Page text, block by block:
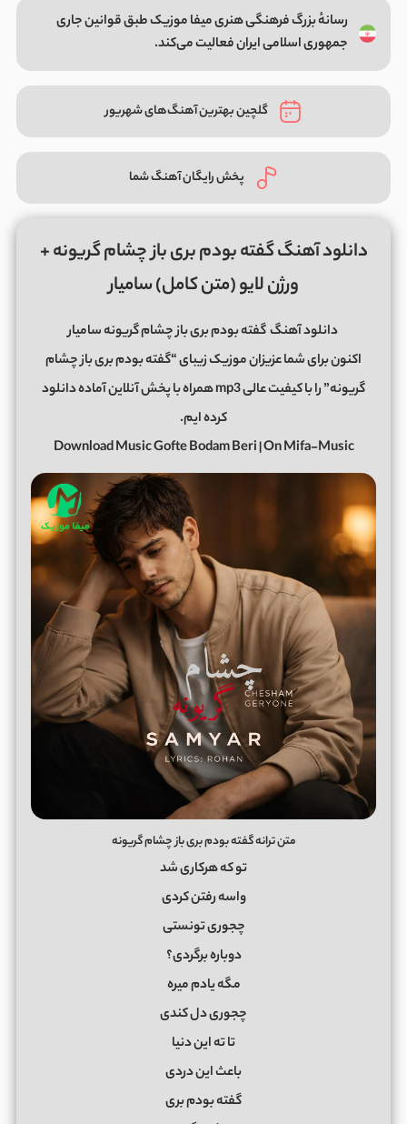
رسانهٔ بزرگ فرهنگی هنری میفا موزیک طبق قوانین جاری
جمهوری اسلامی ایران فعالیت می‌کند.
گلچین بهترین آهنگ‌های شهریور
پخش رایگان آهنگ شما
دانلود آهنگ گفته بودم بری باز چشام گریونه +
ورژن لایو (متن کامل) سامیار
دانلود آهنگگفته بودم بری باز چشام گریونه سامیار
اکنون برای شما عزیزان موزیک زیبای “گفته بودم بری باز چشام
گریونه” را با کیفیت عالی mp3 همراه با پخش آنلاین آماده دانلود
کرده ایم.
Download Music Gofte Bodam Beri | On Mifa-Music
متن ترانه گفته بودم بری باز چشام گریونه
تو که هرکاری شد
واسه رفتن کردی
چجوری تونستی
دوباره برگردی؟
مگه یادم میره
چجوری دل کندی
تا ته این دنیا
باعث این دردی
گفته بودم بری